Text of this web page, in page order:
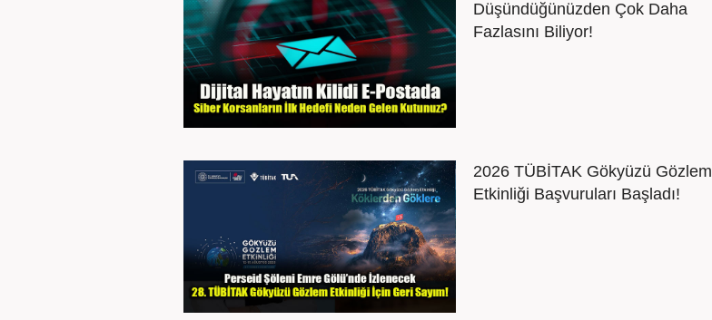
Düşündüğünüzden Çok Daha
Fazlasını Biliyor!
2026 TÜBİTAK Gökyüzü Gözlem
Etkinliği Başvuruları Başladı!